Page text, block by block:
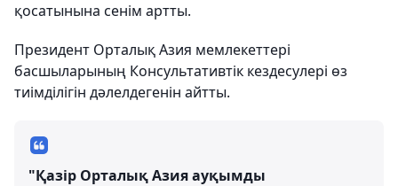
қосатынына сенім артты.
Президент Орталық Азия мемлекеттері
басшыларының Консультативтік кездесулері өз
тиімділігін дәлелдегенін айтты.
"Қазір Орталық Азия ауқымды